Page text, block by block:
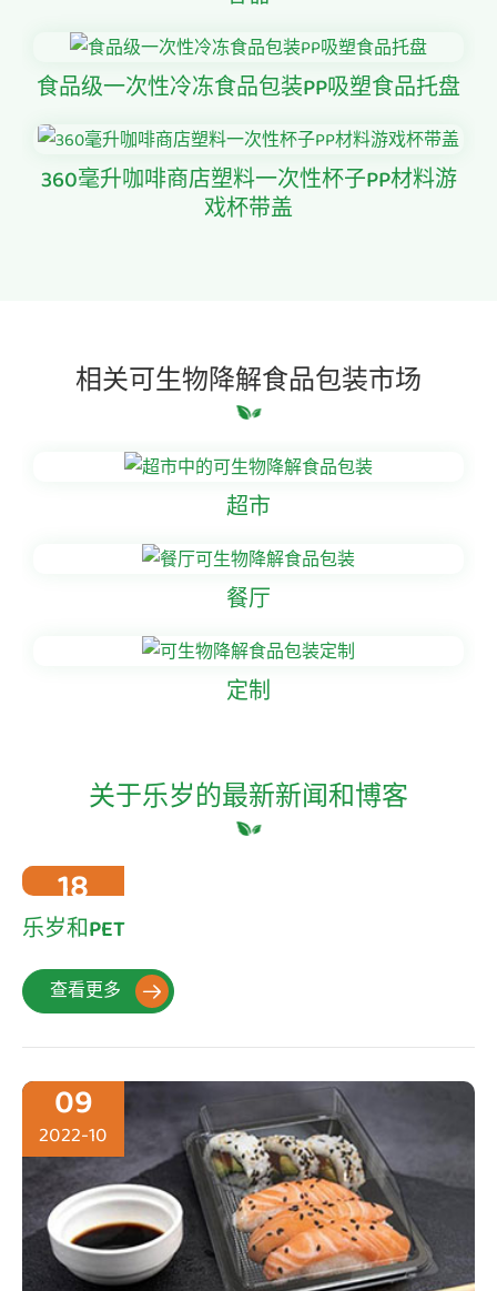
食品级一次性冷冻食品包装PP吸塑食品托盘
360毫升咖啡商店塑料一次性杯子PP材料游
戏杯带盖
相关可生物降解食品包装市场
超市
餐厅
定制
关于乐岁的最新新闻和博客
18
2022-10
乐岁和PET
查看更多 
09
2022-10